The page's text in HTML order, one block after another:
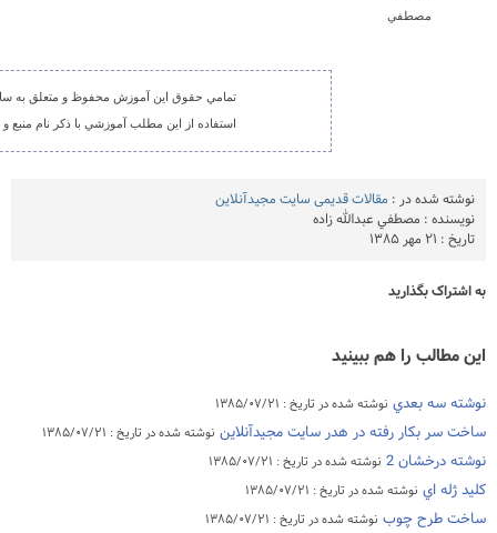
مصطفي
تمامي حقوق اين آموزش محفوظ و متعلق به
استفاده از اين مطلب آموزشي با ذکر نام منبع
نوشته شده در : مقالات قدیمی سایت مجیدآنلاین
نویسنده : مصطفي عبدالله زاده
تاریخ : ۲۱ مهر ۱۳۸۵
به اشتراک بگذارید
این مطالب را هم ببینید
نوشته سه بعدي نوشته شده در تاریخ : ۱۳۸۵/۰۷/۲۱
ساخت سر بکار رفته در هدر سايت مجيدآنلاين نوشته شده در تاریخ : ۱۳۸۵/۰۷/۲۱
نوشته درخشان 2 نوشته شده در تاریخ : ۱۳۸۵/۰۷/۲۱
كليد ژله اي نوشته شده در تاریخ : ۱۳۸۵/۰۷/۲۱
ساخت طرح چوب نوشته شده در تاریخ : ۱۳۸۵/۰۷/۲۱